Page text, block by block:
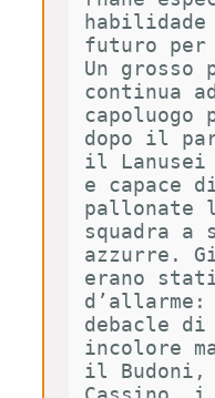
futuro
Un grosso
continua
dopo il
il Lanusei
e capace
pallonate
squadra a
azzurre.
erano
debacle
incolore
il